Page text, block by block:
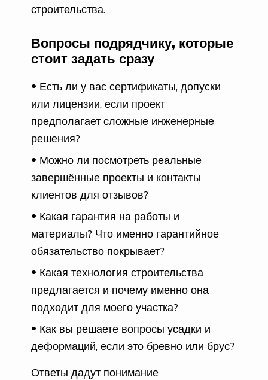
строительства.
Вопросы подрядчику, которые
стоит задать сразу
Есть ли у вас сертификаты, допуски
или лицензии, если проект
предполагает сложные инженерные
решения?
Можно ли посмотреть реальные
завершённые проекты и контакты
клиентов для отзывов?
Какая гарантия на работы и
материалы? Что именно гарантийное
обязательство покрывает?
Какая технология строительства
предлагается и почему именно она
подходит для моего участка?
Как вы решаете вопросы усадки и
деформаций, если это бревно или брус?
Ответы дадут понимание